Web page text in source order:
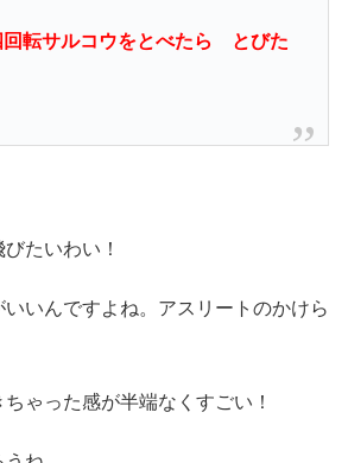
回転サルコウをとべたら とびた
たいわい！
いんですよね。アスリートのかけら
ゃった感が半端なくすごい！